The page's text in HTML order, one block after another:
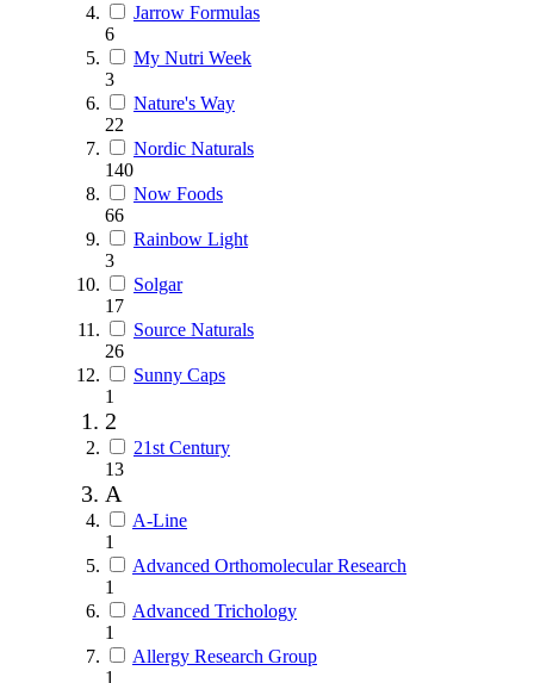
Jarrow Formulas
6
My Nutri Week
3
Nature's Way
22
Nordic Naturals
140
Now Foods
66
Rainbow Light
3
Solgar
17
Source Naturals
26
Sunny Caps
1
2
21st Century
13
A
A-Line
1
Advanced Orthomolecular Research
1
Advanced Trichology
1
Allergy Research Group
1